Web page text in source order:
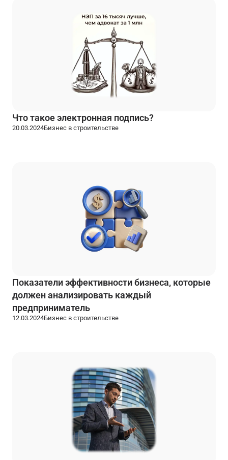
Что такое электронная подпись?
20.03.2024Бизнес в строительстве
Показатели эффективности бизнеса, которые
должен анализировать каждый
предприниматель
12.03.2024Бизнес в строительстве